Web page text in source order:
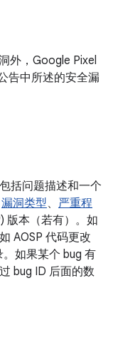
外，Google Pixel
告中所述的安全漏
括问题描述和一个
漏洞类型、 严重程
版本（若有）。如
AOSP 代码更改
如果某个 bug 有
bug ID 后面的数